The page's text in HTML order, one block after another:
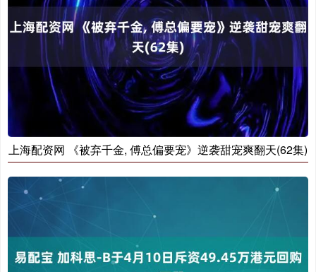
上海配资网 《被弃千金, 傅总偏要宠》逆袭甜宠爽翻天(62集)